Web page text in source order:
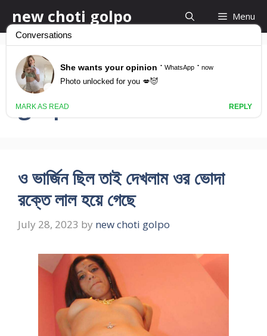
to
content
new choti golpo Menu
bangladeshi panu
golpo
ও ভার্জিন ছিল তাই দেখলাম ওর ভোদা
রক্তে লাল হয়ে গেছে
July 28, 2023 by new choti golpo